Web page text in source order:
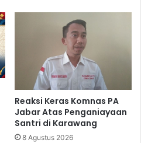
Reaksi Keras Komnas PA
Jabar Atas Penganiayaan
Santri di Karawang
8 Agustus 2026